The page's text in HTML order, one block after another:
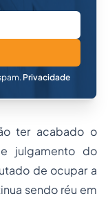
Privacidade
ter acabado o
julgamento do
de ocupar a
sendo réu em